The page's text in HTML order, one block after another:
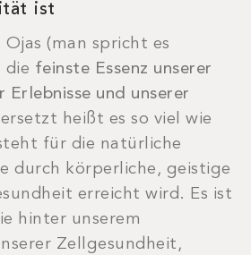
ist
(man spricht es
die feinste Essenz unserer
Erlebnisse und unserer
heißt es so viel wie
für die natürliche
durch körperliche, geistige
erreicht wird. Es ist
hinter unserem
Zellgesundheit,